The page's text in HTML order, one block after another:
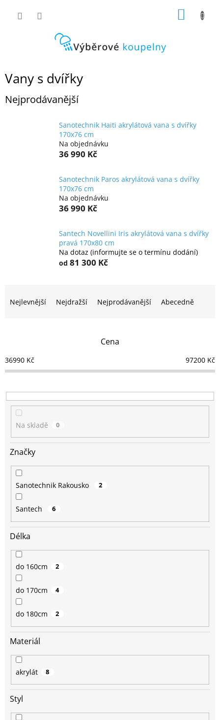
Vany s dvířky
Nejprodávanější
Sanotechnik Haiti akrylátová vana s dvířky
170x76 cm
Na objednávku
36 990 Kč
Sanotechnik Paros akrylátová vana s dvířky
170x76 cm
Na objednávku
36 990 Kč
Santech Novellini Iris akrylátová vana s dvířky
pravá 170x80 cm
Na dotaz (informujte se o termínu dodání)
od 81 300 Kč
p
r
o
u
Nejlevnější Nejdražší Nejprodávanější Abecedně
Cena
36990 Kč 97200 Kč
Na skladě 0
Značky
Sanotechnik Rakousko 2
Santech 6
Délka
do 160cm 2
do 170cm 4
do 180cm 2
Materiál
akrylát 8
Styl